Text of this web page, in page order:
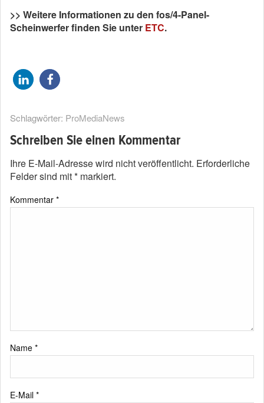
>> Weitere Informationen zu den fos/4-Panel-
Scheinwerfer finden Sie unter ETC.
Schlagwörter: ProMediaNews
Schreiben Sie einen Kommentar
Ihre E-Mail-Adresse wird nicht veröffentlicht. Erforderliche
Felder sind mit* markiert.
Kommentar *
Name *
E-Mail *